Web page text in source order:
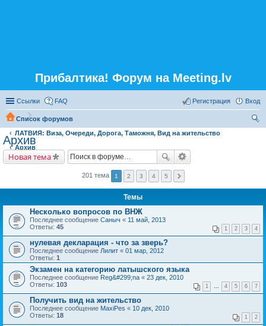
Прибалтика! Форум на Meeting.lv
Ссылки FAQ Вход
Регистрация
Список форумов
ЛАТВИЯ: Виза, Очереди, Дорога, Таможня, Вид на жительство
Архив
Архив
Новая тема
201 тема 1 2 3 4 5
Темы
Несколько вопросов по ВНЖ
Последнее сообщение Саныч « 11 май, 2013
Ответы: 45 1 2 3 4
нулевая декларация - что за зверь?
Последнее сообщение Лилит « 01 мар, 2012
Ответы: 1
Экзамен на категорию латышского языка
Последнее сообщение Reg&#299;na « 23 дек, 2010
Ответы: 103 1 … 4 5 6 7
Получить вид на жительство
Последнее сообщение MaxiPes « 10 дек, 2010
Ответы: 18 1 2